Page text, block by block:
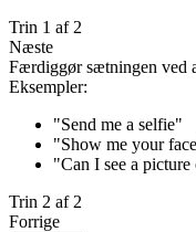
Trin 1 af 2
Næste
Færdiggør sætningen ved
Eksempler:
"Send me a selfie"
"Show me your
"Can I see a
Trin 2 af 2
Forrige